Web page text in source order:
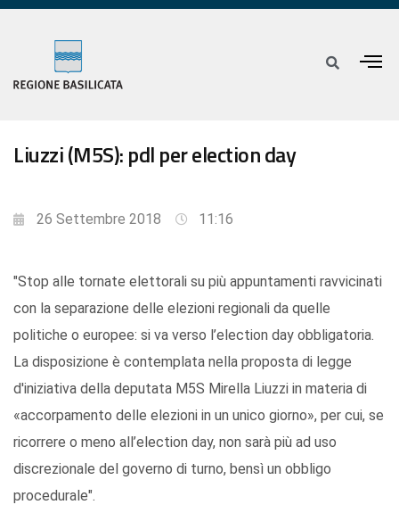
Liuzzi (M5S): pdl per election day
26 Settembre 2018 11:16
"Stop alle tornate elettorali su più appuntamenti ravvicinati
con la separazione delle elezioni regionali da quelle
politiche o europee: si va verso l’election day obbligatoria.
La disposizione è contemplata nella proposta di legge
d'iniziativa della deputata M5S Mirella Liuzzi in materia di
«accorpamento delle elezioni in un unico giorno», per cui, se
ricorrere o meno all’election day, non sarà più ad uso
discrezionale del governo di turno, bensì un obbligo
procedurale".